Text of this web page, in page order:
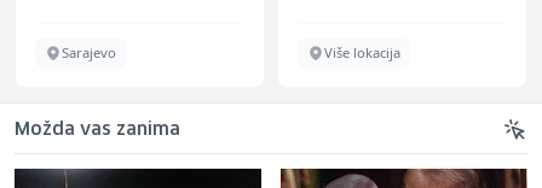
Sarajevo Više lokacija
Možda vas zanima